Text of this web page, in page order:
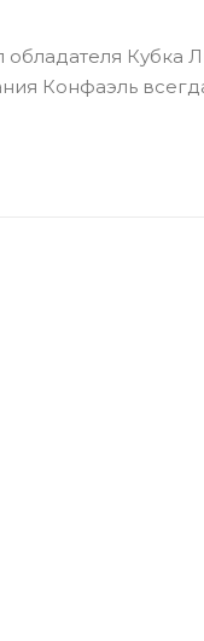
обладателя Кубка
Конфаэль